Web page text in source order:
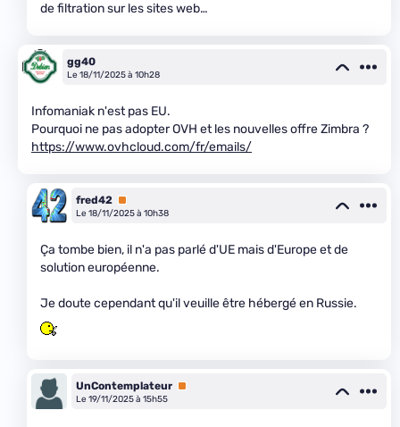
de filtration sur les sites web…
gg40
Le 18/11/2025 à 10h28
Infomaniak n'est pas EU.
Pourquoi ne pas adopter OVH et les nouvelles offre Zimbra ?
https://www.ovhcloud.com/fr/emails/
fred42 Premium
Le 18/11/2025 à 10h38
Ça tombe bien, il n'a pas parlé d'UE mais d'Europe et de
solution européenne.
Je doute cependant qu'il veuille être hébergé en Russie.
UnContemplateur Premium
Le 19/11/2025 à 15h55